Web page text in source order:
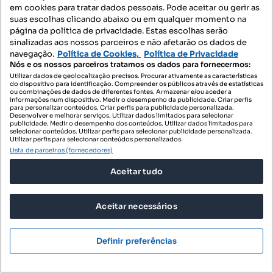
Tipologia
T2
Preço por metro quadrado
77 m²
Andar rés do chão
ZOME Grupo Business
Profissional
em cookies para tratar dados pessoais. Pode aceitar ou gerir as
suas escolhas clicando abaixo ou em qualquer momento na
página da política de privacidade. Estas escolhas serão
sinalizadas aos nossos parceiros e não afetarão os dados de
navegação. Política de Cookies, Política de Privacidade
Nós e os nossos parceiros tratamos os dados para fornecermos:
Utilizar dados de geolocalização precisos. Procurar ativamente as características
do dispositivo para identificação. Compreender os públicos através de estatísticas
ou combinações de dados de diferentes fontes. Armazenar e/ou aceder a
informações num dispositivo. Medir o desempenho da publicidade. Criar perfis
para personalizar conteúdos. Criar perfis para publicidade personalizada.
Desenvolver e melhorar serviços. Utilizar dados limitados para selecionar
publicidade. Medir o desempenho dos conteúdos. Utilizar dados limitados para
selecionar conteúdos. Utilizar perfis para selecionar publicidade personalizada.
Utilizar perfis para selecionar conteúdos personalizados.
Lista de parceiros (fornecedores)
Aceitar tudo
Aceitar necessários
Definir preferências